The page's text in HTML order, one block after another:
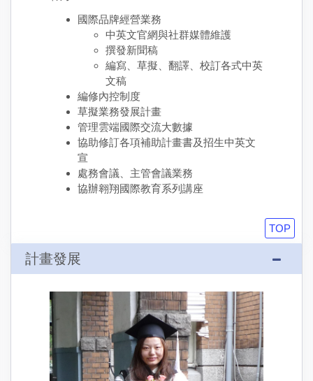
國際品牌經營業務
中英文官網與社群媒體維護
撰發新聞稿
編寫、草擬、翻譯、校訂各式中英
文稿
編修內控制度
草擬業務發展計畫
管理雲端國際交流大數據
協助修訂各項補助計畫書及招生中英文
宣
處務會議、主管會議業務
協辦翱翔國際教育系列講座
TOP
計畫發展